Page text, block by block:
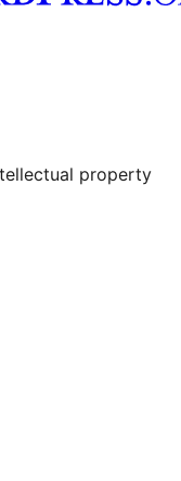
property